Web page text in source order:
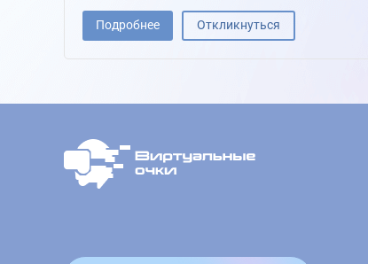
Подробнее Откликнуться